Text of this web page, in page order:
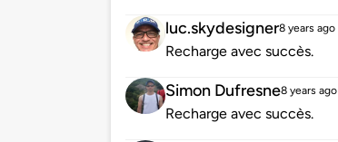
luc.skydesigner8 years ago
Recharge avec succès.
Simon Dufresne8 years ago
Recharge avec succès.